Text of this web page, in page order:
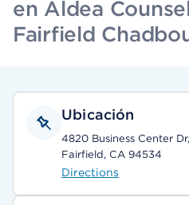
en Aldea
Fairfield
Ubicación
4820 Business Center
Fairfield, CA 94534
Directions